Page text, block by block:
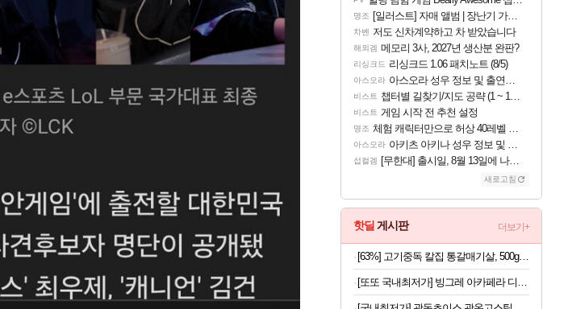
명조 [일러스트] 자매 앨범 | 장난기 가득한 오후의 공원 (리메이크판)
차벤 저도 신차계약하고 차 받았습니다
해외겜 메모리 3사, 2027년 생산분 완판?
리싱크드 리싱크드 1.06 패치노트 (8/5)
아스오라 아스오라 성우 정보 및 출연작 모음
비스트 챕터별 길찾기/지도 공략 (1 ~ 12장)
비스트 게임 시작 전 추천 설정
명조 체험 캐릭터만으로 허상 40레벨 하이와티아 5분 컷!｜에이메스·린네·모니에 명함
아스오라 아키츠 아키나 성우 정보 및 주요 필모
섭컬겜 [무한대] 출시일, 8월 13일에 나오나
새로고침
핫딜 게시판 더보기+
[63%] 고기중독 칼집 통갈매기살, 500g, 2팩